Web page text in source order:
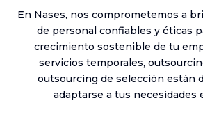
En Nases, nos comprometemos a
de personal confiables y éticas
crecimiento sostenible de tu
servicios temporales,
outsourcing de selección están
adaptarse a tus necesidades